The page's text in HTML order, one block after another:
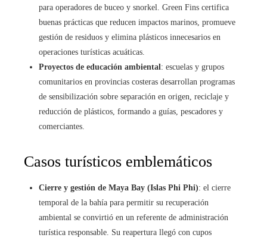
para operadores de buceo y snorkel. Green Fins certifica
buenas prácticas que reducen impactos marinos, promueve
gestión de residuos y elimina plásticos innecesarios en
operaciones turísticas acuáticas.
Proyectos de educación ambiental : escuelas y grupos
comunitarios en provincias costeras desarrollan programas
de sensibilización sobre separación en origen, reciclaje y
reducción de plásticos, formando a guías, pescadores y
comerciantes.
Casos turísticos emblemáticos
Cierre y gestión de Maya Bay (Islas Phi Phi): el cierre
temporal de la bahía para permitir su recuperación
ambiental se convirtió en un referente de administración
turística responsable. Su reapertura llegó con cupos